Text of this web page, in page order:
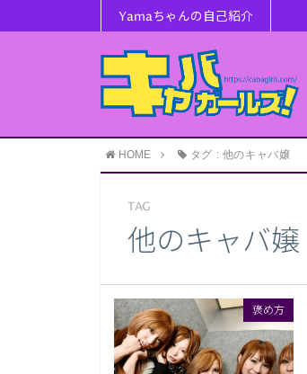
Yamaちゃんの自己紹介
HOME タグ : 他のキャバ嬢
TAG
他のキャバ嬢
褒め方